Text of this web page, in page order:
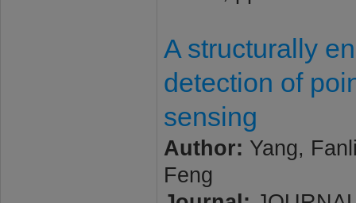
A structurally
detection of
sensing
Author: Yang,
Feng